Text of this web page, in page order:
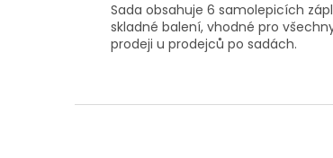
Sada obsahuje 6 samolepicích
skladné balení, vhodné pro
prodeji u prodejců po sadách.